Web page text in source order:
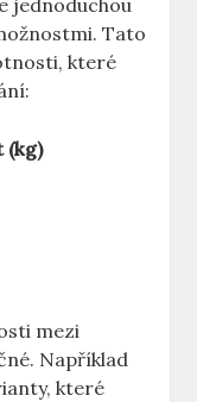
jednoduchou
Tato
které
(kg)
mezi
Například
které